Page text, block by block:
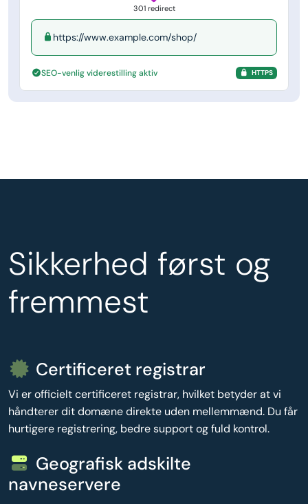
301 redirect
https://www.example.com/shop/
SEO-venlig viderestilling aktiv HTTPS
Sikkerhed først og
fremmest
Certificeret registrar
Vi er officielt certificeret registrar, hvilket betyder at vi
håndterer dit domæne direkte uden mellemmænd. Du får
hurtigere registrering, bedre support og fuld kontrol.
Geografisk adskilte
navneservere